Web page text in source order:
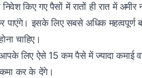
किए गए पैसों में रातों ही रात में
पाएंगे। इसके लिए सबसे अधिक
चाहिए।
आपके लिए ऐसे‌ 15 कम पैसे में ज्यादा
कर के देंगे।